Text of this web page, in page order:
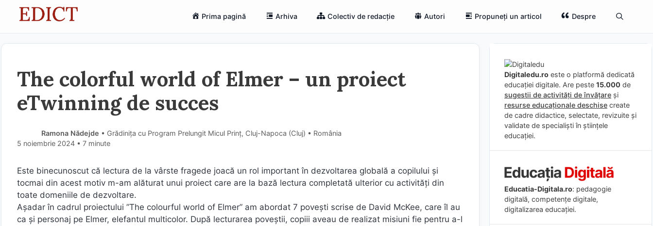
Prima pagină Arhiva Colectiv de redacție Autori Propuneți un articol Despre
The colorful world of Elmer – un proiect
eTwinning de succes
Ramona Nădejde • Grădinița cu Program Prelungit Micul Prinț, Cluj-Napoca (Cluj) • România
5 noiembrie 2024 • 7 minute
Este binecunoscut că lectura de la vârste fragede joacă un rol important în dezvoltarea globală a copilului și
tocmai din acest motiv m-am alăturat unui proiect care are la bază lectura completată ulterior cu activități din
toate domeniile de dezvoltare.
Așadar în cadrul proiectului ”The colourful world of Elmer” am abordat 7 povești scrise de David McKee, care îl au
ca și personaj pe Elmer, elefantul multicolor. După lecturarea poveștii, copiii aveau de realizat misiuni fie pentru a-l
Digitaledu.ro este o platformă dedicată
educației digitale. Are peste 15.000 de
sugestii de activități de învățare și
resurse educaționale deschise create
de cadre didactice, selectate, revizuite și
validate de specialiști în științele
educației.
Educatia-Digitala.ro: pedagogie
digitală, competențe digitale,
digitalizarea educației.